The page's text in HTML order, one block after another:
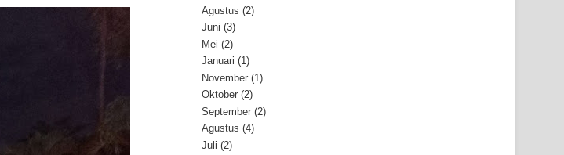
Agustus (2)
Juni (3)
Mei (2)
Januari (1)
November (1)
Oktober (2)
September (2)
Agustus (4)
Juli (2)